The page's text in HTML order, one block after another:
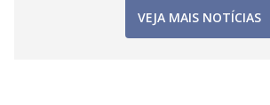
VEJA MAIS NOTÍCIAS